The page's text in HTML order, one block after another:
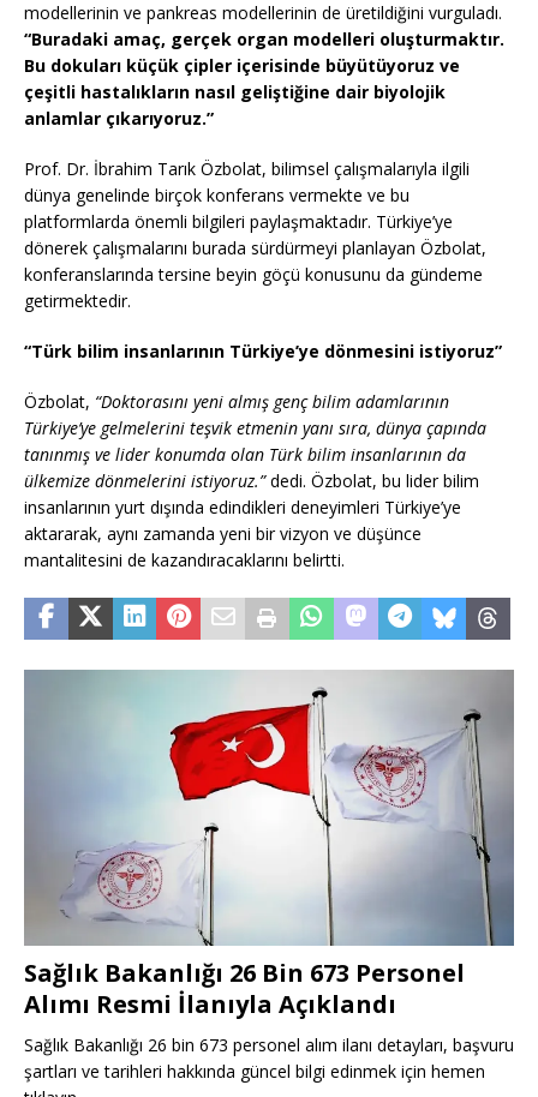
modellerinin ve pankreas modellerinin de üretildiğini vurguladı.
“Buradaki amaç, gerçek organ modelleri oluşturmaktır.
Bu dokuları küçük çipler içerisinde büyütüyoruz ve
çeşitli hastalıkların nasıl geliştiğine dair biyolojik
anlamlar çıkarıyoruz.”
Prof. Dr. İbrahim Tarık Özbolat, bilimsel çalışmalarıyla ilgili
dünya genelinde birçok konferans vermekte ve bu
platformlarda önemli bilgileri paylaşmaktadır. Türkiye’ye
dönerek çalışmalarını burada sürdürmeyi planlayan Özbolat,
konferanslarında tersine beyin göçü konusunu da gündeme
getirmektedir.
“Türk bilim insanlarının Türkiye’ye dönmesini istiyoruz”
Özbolat, “Doktorasını yeni almış genç bilim adamlarının
Türkiye’ye gelmelerini teşvik etmenin yanı sıra, dünya çapında
tanınmış ve lider konumda olan Türk bilim insanlarının da
ülkemize dönmelerini istiyoruz.”dedi. Özbolat, bu lider bilim
insanlarının yurt dışında edindikleri deneyimleri Türkiye’ye
aktararak, aynı zamanda yeni bir vizyon ve düşünce
mantalitesini de kazandıracaklarını belirtti.
Sağlık Bakanlığı 26 Bin 673 Personel
Alımı Resmi İlanıyla Açıklandı
Sağlık Bakanlığı 26 bin 673 personel alım ilanı detayları, başvuru
şartları ve tarihleri hakkında güncel bilgi edinmek için hemen